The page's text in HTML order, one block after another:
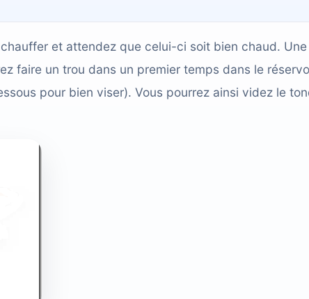
et attendez que celui-ci soit bien chaud. Une
faire un trou dans un premier temps dans le
pour bien viser). Vous pourrez ainsi videz le